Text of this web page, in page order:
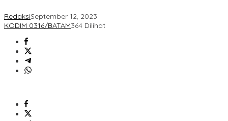
RedaksiSeptember 12, 2023
KODIM 0316/BATAM364 Dilihat